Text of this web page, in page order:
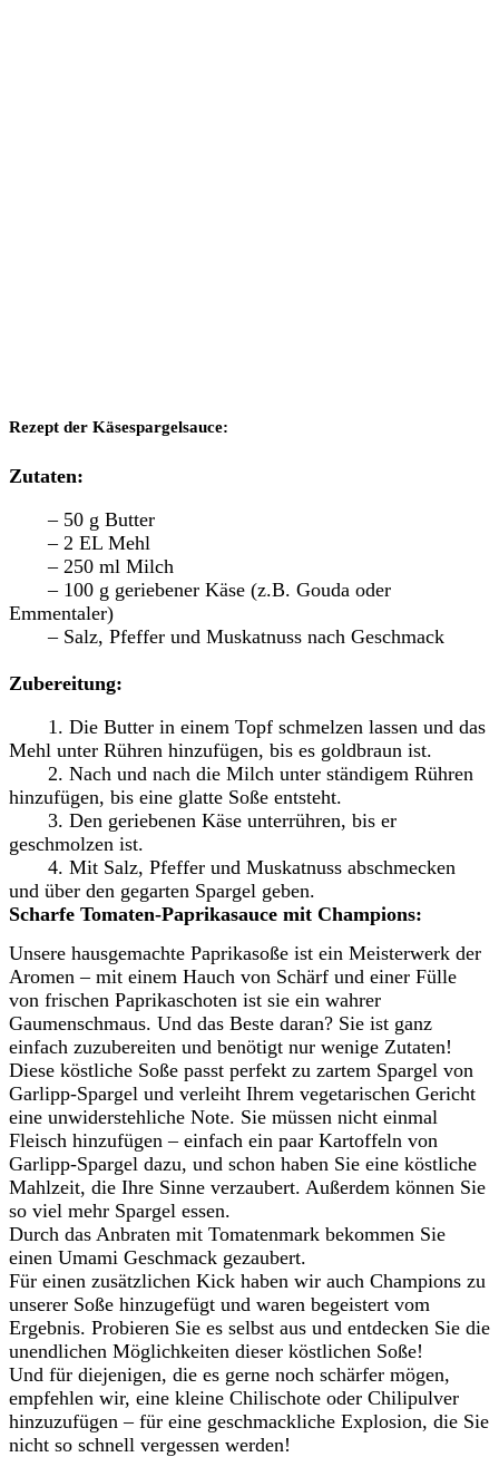
Rezept der Käsespargelsauce:
Zutaten:
– 50 g Butter
– 2 EL Mehl
– 250 ml Milch
– 100 g geriebener Käse (z.B. Gouda oder
Emmentaler)
– Salz, Pfeffer und Muskatnuss nach Geschmack
Zubereitung:
1. Die Butter in einem Topf schmelzen lassen und das
Mehl unter Rühren hinzufügen, bis es goldbraun ist.
2. Nach und nach die Milch unter ständigem Rühren
hinzufügen, bis eine glatte Soße entsteht.
3. Den geriebenen Käse unterrühren, bis er
geschmolzen ist.
4. Mit Salz, Pfeffer und Muskatnuss abschmecken
und über den gegarten Spargel geben.
Scharfe Tomaten-Paprikasauce mit Champions:
Unsere hausgemachte Paprikasoße ist ein Meisterwerk der
Aromen – mit einem Hauch von Schärf und einer Fülle
von frischen Paprikaschoten ist sie ein wahrer
Gaumenschmaus. Und das Beste daran? Sie ist ganz
einfach zuzubereiten und benötigt nur wenige Zutaten!
Diese köstliche Soße passt perfekt zu zartem Spargel von
Garlipp-Spargel und verleiht Ihrem vegetarischen Gericht
eine unwiderstehliche Note. Sie müssen nicht einmal
Fleisch hinzufügen – einfach ein paar Kartoffeln von
Garlipp-Spargel dazu, und schon haben Sie eine köstliche
Mahlzeit, die Ihre Sinne verzaubert. Außerdem können Sie
so viel mehr Spargel essen.
Durch das Anbraten mit Tomatenmark bekommen Sie
einen Umami Geschmack gezaubert.
Für einen zusätzlichen Kick haben wir auch Champions zu
unserer Soße hinzugefügt und waren begeistert vom
Ergebnis. Probieren Sie es selbst aus und entdecken Sie die
unendlichen Möglichkeiten dieser köstlichen Soße!
Und für diejenigen, die es gerne noch schärfer mögen,
empfehlen wir, eine kleine Chilischote oder Chilipulver
hinzuzufügen – für eine geschmackliche Explosion, die Sie
nicht so schnell vergessen werden!